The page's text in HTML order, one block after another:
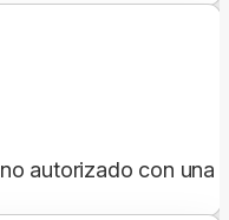
autorizado con una